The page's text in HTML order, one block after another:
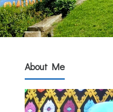
About Me